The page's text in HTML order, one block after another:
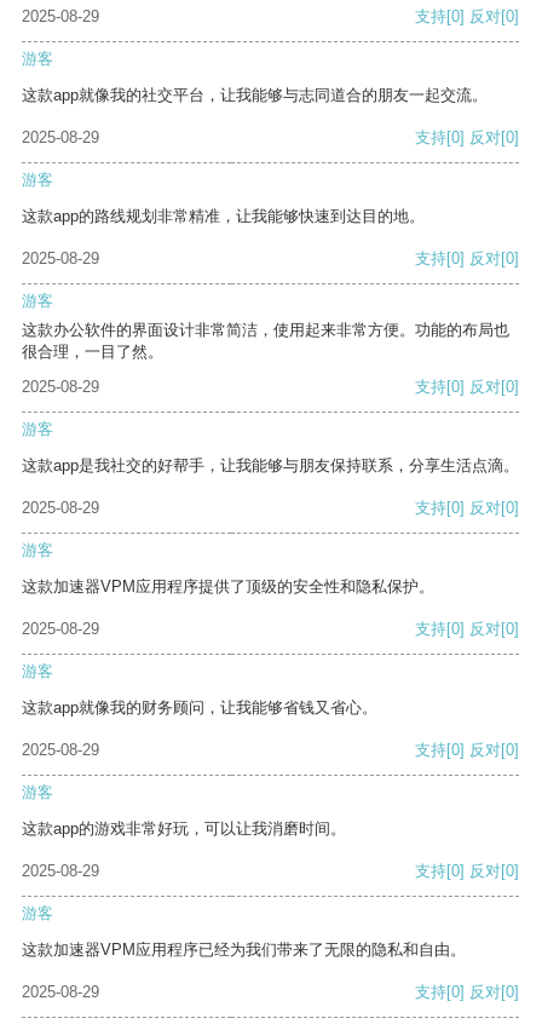
2025-08-29 支持[0] 反对[0]
游客
这款app就像我的社交平台，让我能够与志同道合的朋友一起交流。
2025-08-29 支持[0] 反对[0]
游客
这款app的路线规划非常精准，让我能够快速到达目的地。
2025-08-29 支持[0] 反对[0]
游客
这款办公软件的界面设计非常简洁，使用起来非常方便。功能的布局也
很合理，一目了然。
2025-08-29
支持[0] 反对[0]
游客
这款app是我社交的好帮手，让我能够与朋友保持联系，分享生活点滴。
2025-08-29 支持[0] 反对[0]
游客
这款加速器VPM应用程序提供了顶级的安全性和隐私保护。
2025-08-29 支持[0] 反对[0]
游客
这款app就像我的财务顾问，让我能够省钱又省心。
2025-08-29 支持[0] 反对[0]
游客
这款app的游戏非常好玩，可以让我消磨时间。
2025-08-29 支持[0] 反对[0]
游客
这款加速器VPM应用程序已经为我们带来了无限的隐私和自由。
2025-08-29 支持[0] 反对[0]